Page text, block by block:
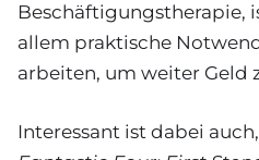
Beschäftigungstherapie,
allem praktische
arbeiten, um weiter Geld
Interessant ist dabei